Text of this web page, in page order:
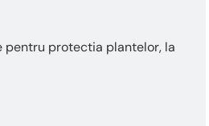
pentru protectia plantelor, la